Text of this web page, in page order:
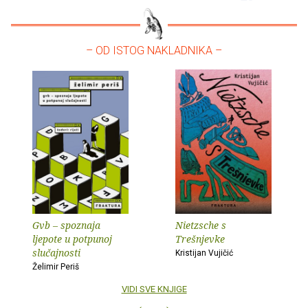
– OD ISTOG NAKLADNIKA –
Gvb – spoznaja
ljepote u potpunoj
slučajnosti
Želimir Periš
Nietzsche s
Trešnjevke
Kristijan Vujičić
VIDI SVE KNJIGE